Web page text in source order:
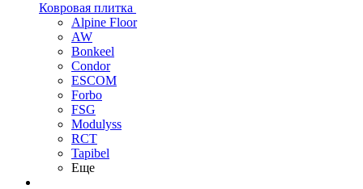
Ковровая плитка
Alpine Floor
AW
Bonkeel
Condor
ESCOM
Forbo
FSG
Modulyss
RCT
Tapibel
Еще